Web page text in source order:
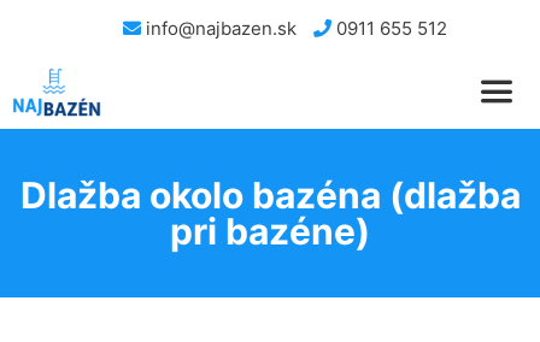
info@najbazen.sk 0911 655 512
Dlažba okolo bazéna (dlažba
pri bazéne)